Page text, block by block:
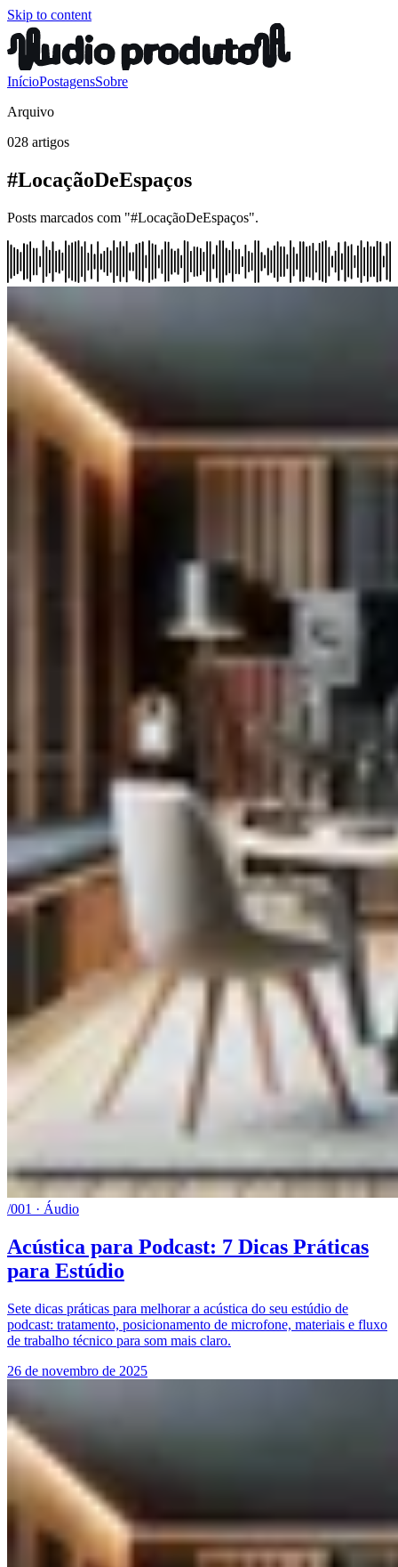
Skip to content
InícioPostagensSobre
Arquivo
028 artigos
#LocaçãoDeEspaços
Posts marcados com "#LocaçãoDeEspaços".
/001 · Áudio
Acústica para Podcast: 7 Dicas Práticas
para Estúdio
Sete dicas práticas para melhorar a acústica do seu estúdio de
podcast: tratamento, posicionamento de microfone, materiais e fluxo
de trabalho técnico para som mais claro.
26 de novembro de 2025